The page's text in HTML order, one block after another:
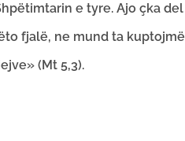
e tyre. Ajo çka del
fjalë, ne mund ta kuptojmë
(Mt 5,3).